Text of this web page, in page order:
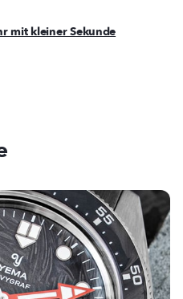
mit kleiner Sekunde